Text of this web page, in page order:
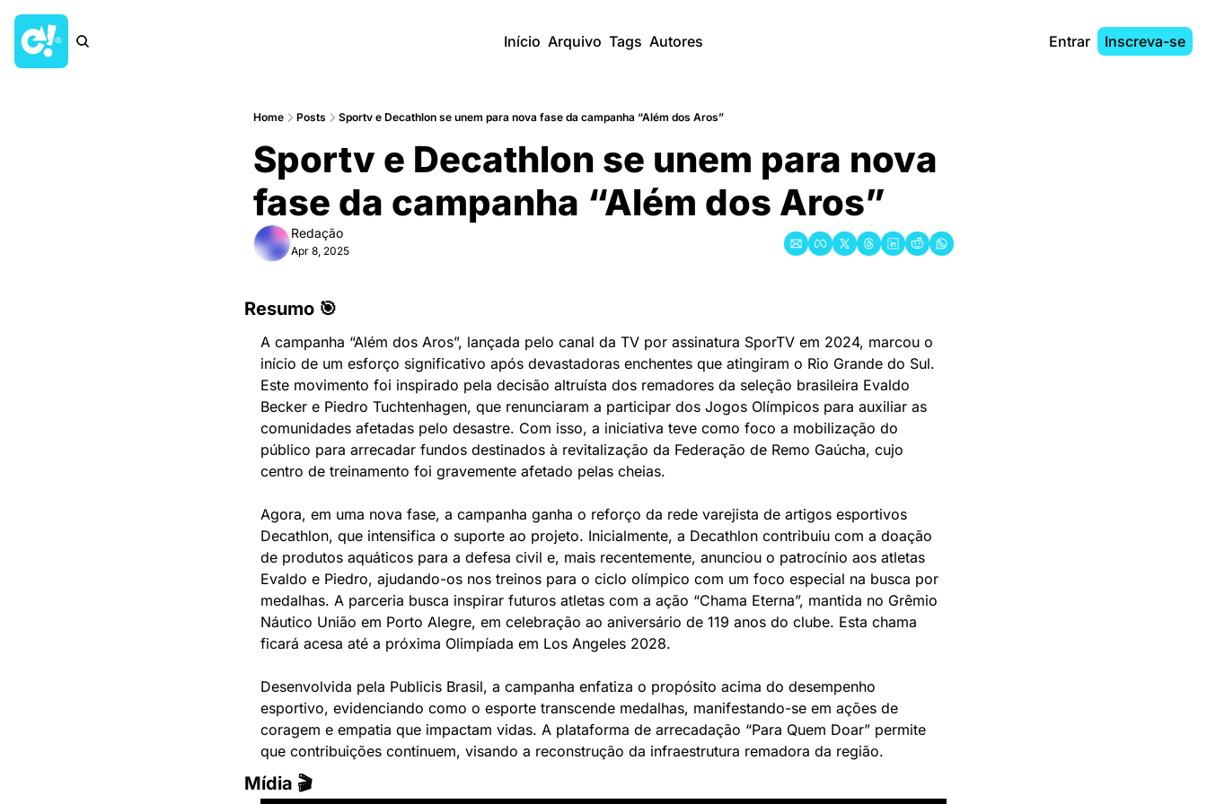
Início Arquivo Tags Autores Entrar Inscreva-se
Home Posts Sportv e Decathlon se unem para nova fase da campanha “Além dos Aros”
Sportv e Decathlon se unem para nova
fase da campanha “Além dos Aros”
Redação
Apr 8, 2025
Resumo 🎯
A campanha “Além dos Aros”, lançada pelo canal da TV por assinatura SporTV em 2024, marcou o
início de um esforço significativo após devastadoras enchentes que atingiram o Rio Grande do Sul.
Este movimento foi inspirado pela decisão altruísta dos remadores da seleção brasileira Evaldo
Becker e Piedro Tuchtenhagen, que renunciaram a participar dos Jogos Olímpicos para auxiliar as
comunidades afetadas pelo desastre. Com isso, a iniciativa teve como foco a mobilização do
público para arrecadar fundos destinados à revitalização da Federação de Remo Gaúcha, cujo
centro de treinamento foi gravemente afetado pelas cheias.
Agora, em uma nova fase, a campanha ganha o reforço da rede varejista de artigos esportivos
Decathlon, que intensifica o suporte ao projeto. Inicialmente, a Decathlon contribuiu com a doação
de produtos aquáticos para a defesa civil e, mais recentemente, anunciou o patrocínio aos atletas
Evaldo e Piedro, ajudando-os nos treinos para o ciclo olímpico com um foco especial na busca por
medalhas. A parceria busca inspirar futuros atletas com a ação “Chama Eterna”, mantida no Grêmio
Náutico União em Porto Alegre, em celebração ao aniversário de 119 anos do clube. Esta chama
ficará acesa até a próxima Olimpíada em Los Angeles 2028.
Desenvolvida pela Publicis Brasil, a campanha enfatiza o propósito acima do desempenho
esportivo, evidenciando como o esporte transcende medalhas, manifestando-se em ações de
coragem e empatia que impactam vidas. A plataforma de arrecadação “Para Quem Doar” permite
que contribuições continuem, visando a reconstrução da infraestrutura remadora da região.
Mídia 🎬